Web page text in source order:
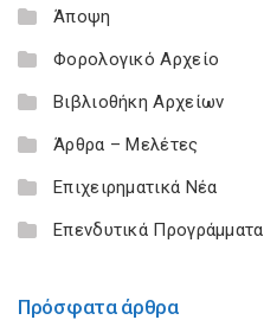
Άποψη
Φορολογικό Αρχείο
Βιβλιοθήκη Αρχείων
Άρθρα – Μελέτες
Επιχειρηματικά Νέα
Επενδυτικά Προγράμματα
Πρόσφατα άρθρα